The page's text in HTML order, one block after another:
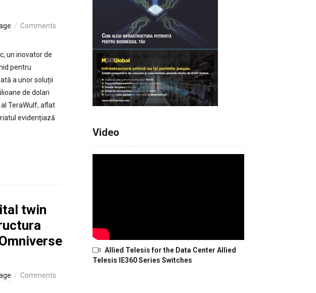
Comments
un inovator de
pentru
a unor soluții
de dolari
TeraWulf, aflat
evidențiază
twin
Comments
Video
Allied Telesis for the Data Center Allied
Telesis IE360 Series Switches